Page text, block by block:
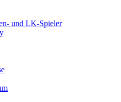
und LK-Spieler